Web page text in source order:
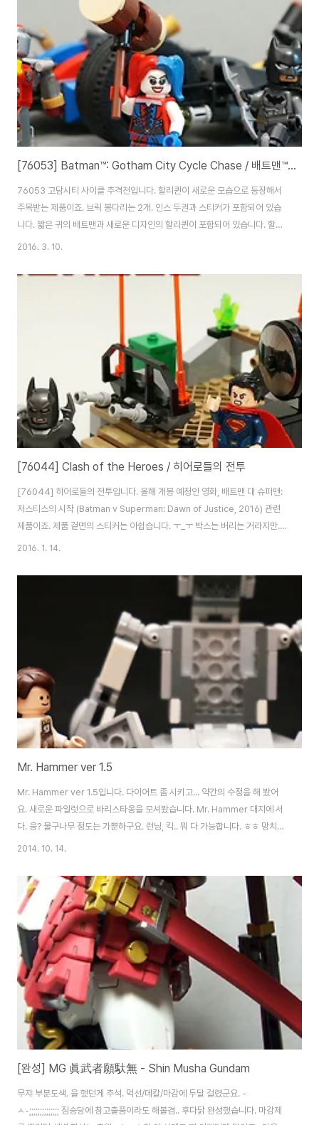
는! 조작도 간단한 편이고, 난이도도 3단계로 구성되어 있어 누구든 편하게 플
레이가 가능합니다. 원래부터 아이들도 함께 하는 타이틀로 유명했죠. ^^ 라쳇
의 재미 중 하나는..
[76053] Batman™: Gotham City Cycle Chase / 배트맨™: 고담시티의 사이클 추격전
76053 고담시티 사이클 추격전입니다. 할리퀸이 새로운 모습으로 등장해서
주목받는 제품이죠. 브릭 봉다리는 2개. 인스 두권과 스티커가 포함되어 있습
니다. 짧은 귀의 배트맨과 새로운 디자인의 할리퀸이 포함되어 있습니다. 할리
퀸이 영화처럼 좀 더 파스텔 톤으로 나왔으면 더 이쁘지 않았을까 싶지만.. 실물
텀블러의 조커가 생각납니다. 실제 할리퀸이 조커를 따르기도 하죠. 배트맨 마
스크가 턱이 오픈된 형태로 바뀌면서 헤드도 바뀌었습니다. 자연스럽게 컬러가
어울어지게 블랙 기반이네요. 짧은 귀도 보다보니 익숙해지네요. 할리퀸의 바
이크를 만들어 줍니다. 레고는 항상 안보이는 곳에 전혀 엉뚱한 색의 브릭을 넣
는 취미 아닌 취미가 있는데...
2016. 3. 10.
[76044] Clash of the Heroes / 히어로들의 전투
[76044] 히어로들의 전투입니다. 올해 개봉 예정인 영화, 배트맨 대 슈퍼맨:
저스티스의 시작 (Batman v Superman: Dawn of Justice, 2016) 관련
제품이죠. 제품 겉면의 스티커는 아쉽습니다. ㅜ_ㅜ 박스는 버리는 거라지만..
왼쪽 하단에 묘한 표시가 하나 있는데.. 야광 브릭이 포함되어 있다는 이야기입
은 단촐합니다. 인스 하나와 스티커 한장. 두가지 망토가 다른 형태입니다.슈퍼
맨의 붉은 망토는 최근 바뀌고 있는 부드러운 재질이고, 배트맨 회색 망토는 예
전의 뻣뻣한 재질. 아머에 가려지는 배트맨의 프린팅 퀄리티가 너무 좋습니다.
거의 현존 배트맨 중 최상 수준. 헤드부위는 얼굴 살색을 제외하고 야..
2016. 1. 14.
Mr. Hammer ver 1.5
Mr. Hammer ver 1.5입니다. 다이어트 좀 시키고... 약간의 수정을 해 봤어
요. 새로운 파일럿으로 바리스타옹을 모셔봤습니다. Mr. Hammer 대지에 서
다. 응? 물구나무 정도는 가뿐하구요. 런닝, 킥.. 뭐 다 가능합니다. ㅎㅎ 망치는
하나 더 늘렸습니다. two hammer. 아뵷~!!! 등에는 무기를 고정시킬 수 있습
쪽 관절을 손보고 있긴 한데.. 이 녀석에겐 안어울릴거 같아서.. EXO Suit와의
비교. 생각보단 키가 커요. ^^
2014. 10. 14.
[완성] MG 眞武者願馱無 - Shin Musha Gundam
무쟈 부분도색. 을 했던게 추석. 먹선/데칼/마감에 두달 걸렸군요. -
ㅅ-;;;;;;;;;;;;;; 짐승당에 참고출품이라도 해볼겸.. 후다닭 완성했습니다. 마감제